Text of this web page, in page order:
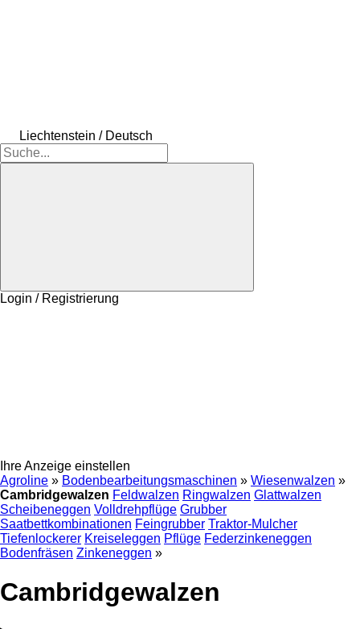
Liechtenstein / Deutsch
Login / Registrierung
Ihre Anzeige einstellen
Agroline » Bodenbearbeitungsmaschinen » Wiesenwalzen »
Cambridgewalzen Feldwalzen Ringwalzen Glattwalzen
Scheibeneggen Volldrehpflüge Grubber
Saatbettkombinationen Feingrubber Traktor-Mulcher
Tiefenlockerer Kreiseleggen Pflüge Federzinkeneggen
Bodenfräsen Zinkeneggen »
Cambridgewalzen